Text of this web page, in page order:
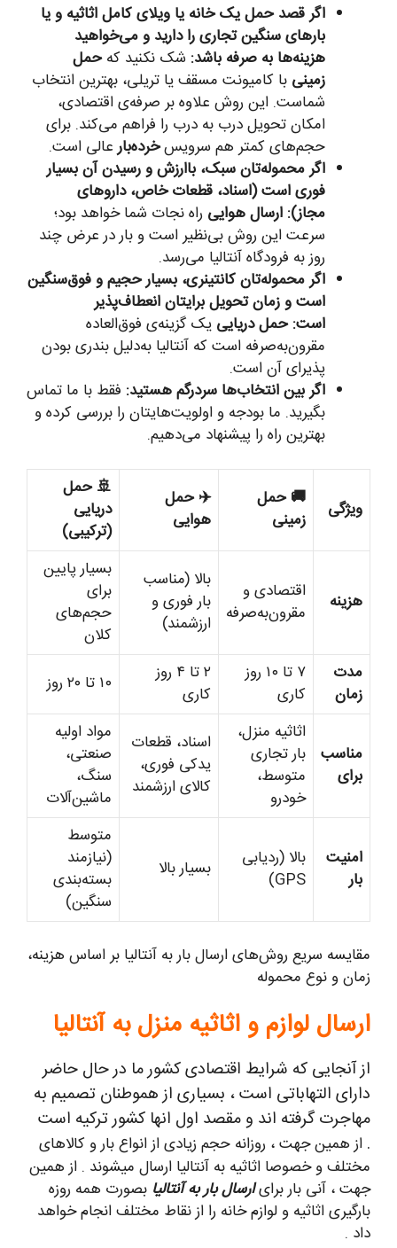
اگر قصد حمل یک خانه یا ویلای کامل اثاثیه و یا
بارهای سنگین تجاری را دارید و می‌خواهید
هزینه‌ها به صرفه باشد: شک نکنید کهحمل
زمینی با کامیونت مسقف یا تریلی، بهترین انتخاب
شماست. این روش علاوه بر صرفه‌ی اقتصادی،
امکان تحویل درب به درب را فراهم می‌کند. برای
حجم‌های کمتر هم سرویسخرده‌بارعالی است.
اگر محموله‌تان سبک، باارزش و رسیدن آن بسیار
فوری است (اسناد، قطعات خاص، داروهای
مجاز): ارسال هوایی راه نجات شما خواهد بود؛
سرعت این روش بی‌نظیر است و بار در عرض چند
روز به فرودگاه آنتالیا می‌رسد.
اگر محموله‌تان کانتینری، بسیار حجیم و فوق‌سنگین
است و زمان تحویل برایتان انعطاف‌پذیر
است: حمل دریایی یک گزینه‌ی فوق‌العاده
مقرون‌به‌صرفه است که آنتالیا به‌دلیل بندری بودن
پذیرای آن است.
اگر بین انتخاب‌ها سردرگم هستید: فقط با ما تماس
بگیرید. ما بودجه و اولویت‌هایتان را بررسی کرده و
بهترین راه را پیشنهاد می‌دهیم.
ویژگی
🚚 حمل
زمینی
✈️ حمل
هوایی
🚢 حمل
دریایی
(ترکیبی)
هزینه
اقتصادی و
مقرون‌به‌صرفه
بالا (مناسب
بار فوری و
ارزشمند)
بسیار پایین
برای
حجم‌های
کلان
مدت
زمان
۷ تا ۱۰ روز
کاری
۲ تا ۴ روز
کاری
۱۰ تا ۲۰ روز
مناسب
برای
اثاثیه منزل،
بار تجاری
متوسط،
خودرو
اسناد، قطعات
یدکی فوری،
کالای ارزشمند
مواد اولیه
صنعتی،
سنگ،
ماشین‌آلات
امنیت
بار
بالا (ردیابی
GPS)
بسیار بالا
متوسط
(نیازمند
بسته‌بندی
سنگین)
مقایسه سریع روش‌های ارسال بار به آنتالیا بر اساس هزینه،
زمان و نوع محموله
ارسال لوازم و اثاثیه منزل به آنتالیا
از آنجایی که شرایط اقتصادی کشور ما در حال حاضر
دارای التهاباتی است ، بسیاری از هموطنان تصمیم به
مهاجرت گرفته اند و مقصد اول انها کشور ترکیه است
. از همین جهت ، روزانه حجم زیادی از انواع بار و کالاهای
مختلف و خصوصا اثاثیه به آنتالیا ارسال میشوند . از همین
جهت ، آنی بار برایارسال بار به آنتالیا بصورت همه روزه
بارگیری اثاثیه و لوازم خانه را از نقاط مختلف انجام خواهد
داد .